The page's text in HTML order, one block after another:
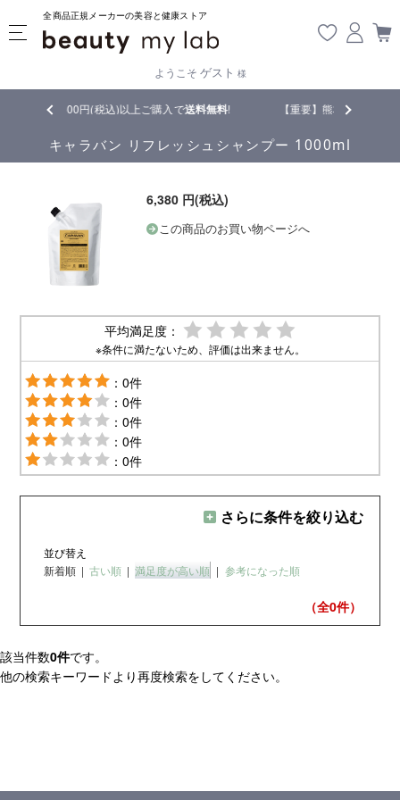
全商品正規メーカーの美容と健康ストア
ようこそ ゲスト 様
込)以上ご購入で送料無料! 【重要】熊本地震の影響により遅延が生じ
キャラバン リフレッシュシャンプー 1000ml
6,380 円(税込)
この商品のお買い物ページへ
平均満足度：
※条件に満たないため、評価は出来ません。
：0件
：0件
：0件
：0件
：0件
さらに条件を絞り込む
並び替え
新着順 | 古い順 | 満足度が高い順 | 参考になった順
（全0件）
該当件数0件です。
他の検索キーワードより再度検索をしてください。